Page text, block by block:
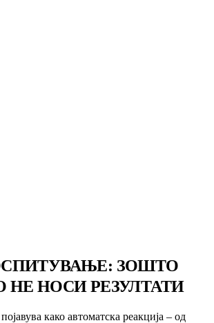
ЗОШТО
НОСИ РЕЗУЛТАТИ
како автоматска реакција – од